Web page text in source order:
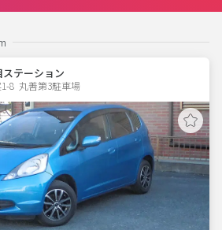
テーション
8  丸善第3駐車場